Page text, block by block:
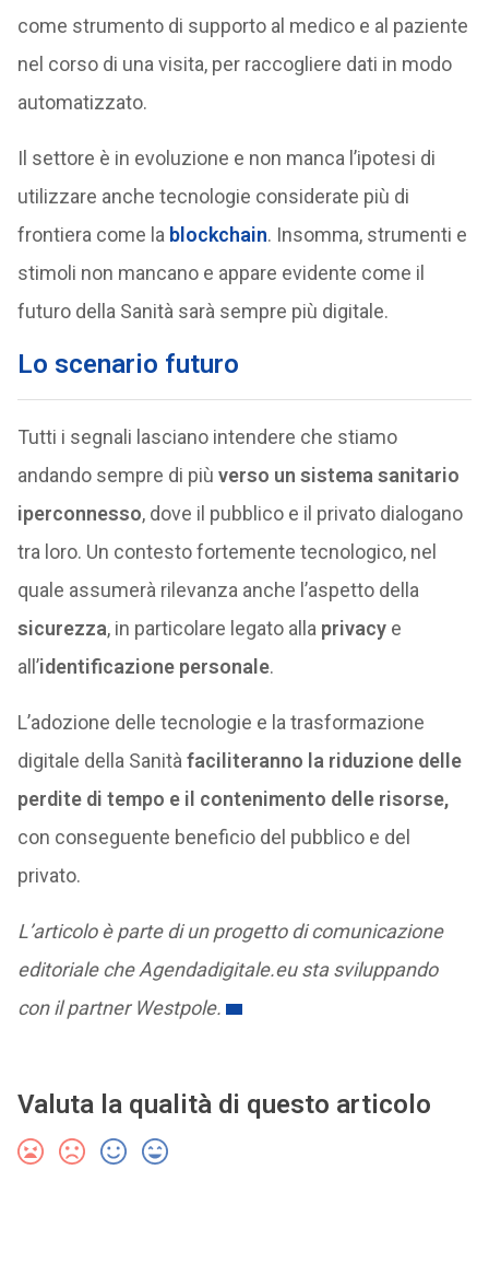
come strumento di supporto al medico e al paziente
nel corso di una visita, per raccogliere dati in modo
automatizzato.
Il settore è in evoluzione e non manca l’ipotesi di
utilizzare anche tecnologie considerate più di
frontiera come la blockchain. Insomma, strumenti e
stimoli non mancano e appare evidente come il
futuro della Sanità sarà sempre più digitale.
Lo scenario futuro
Tutti i segnali lasciano intendere che stiamo
andando sempre di più verso un sistema sanitario
iperconnesso, dove il pubblico e il privato dialogano
tra loro. Un contesto fortemente tecnologico, nel
quale assumerà rilevanza anche l’aspetto della
sicurezza, in particolare legato alla privacye
all’identificazione personale.
L’adozione delle tecnologie e la trasformazione
digitale della Sanità faciliteranno la riduzione delle
perdite di tempo e il contenimento delle risorse,
con conseguente beneficio del pubblico e del
privato.
L’articolo è parte di un progetto di comunicazione
editoriale che Agendadigitale.eu sta sviluppando
con il partner Westpole.
Valuta la qualità di questo articolo